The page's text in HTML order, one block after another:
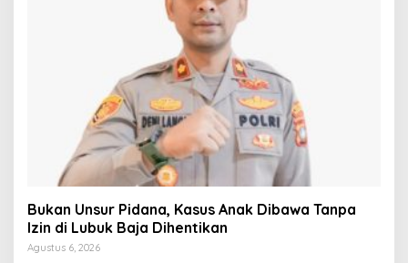
Bukan Unsur Pidana, Kasus Anak Dibawa Tanpa
Izin di Lubuk Baja Dihentikan
Agustus 6, 2026